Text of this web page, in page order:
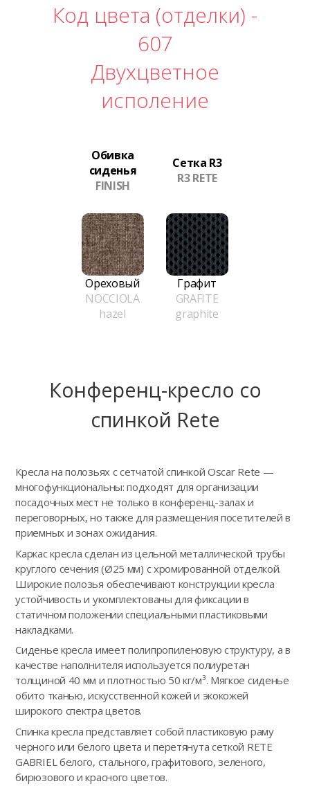
Код цвета (отделки) -
607
Двухцветное
исполение
Обивка
сиденья
FINISH
Сетка R3
R3 RETE
Ореховый
NOCCIOLA
hazel
Графит
GRAFITE
graphite
Конференц-кресло сo
спинкой Rete
Кресла на полозьях с сетчатой спинкой Oscar Rete —
многофункциональны: подходят для организации
посадочных мест не только в конференц-залах и
переговорных, но также для размещения посетителей в
приемных и зонах ожидания.
Каркас кресла сделан из цельной металлической трубы
круглого сечения (Ø25 мм) с хромированной отделкой.
Широкие полозья обеспечивают конструкции кресла
устойчивость и укомплектованы для фиксации в
статичном положении специальными пластиковыми
накладками.
Сиденье кресла имеет полипропиленовую структуру, а в
качестве наполнителя используется полиуретан
толщиной 40 мм и плотностью 50 кг/м³. Мягкое сиденье
обито тканью, искусственной кожей и экокожей
широкого спектра цветов.
Спинка кресла представляет собой пластиковую раму
черного или белого цвета и перетянута сеткой RETE
GABRIEL белого, стального, графитового, зеленого,
бирюзового и красного цветов.